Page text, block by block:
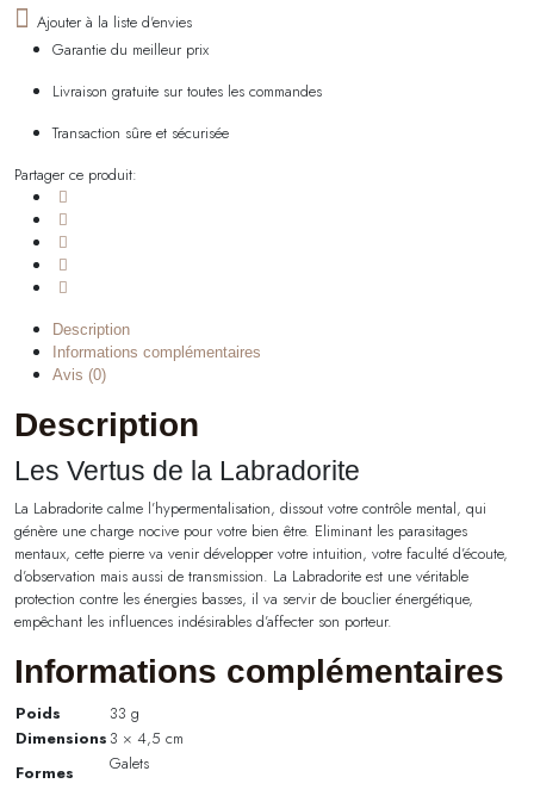
Ajouter à la liste d'envies
Garantie du meilleur prix
Livraison gratuite sur toutes les commandes
Transaction sûre et sécurisée
Partager ce produit:
Description
Informations complémentaires
Avis (0)
Description
Les Vertus de la Labradorite
La Labradorite calme l’hypermentalisation, dissout votre contrôle mental, qui
génère une charge nocive pour votre bien être. Eliminant les parasitages
mentaux, cette pierre va venir développer votre intuition, votre faculté d’écoute,
d’observation mais aussi de transmission. La Labradorite est une véritable
protection contre les énergies basses, il va servir de bouclier énergétique,
empêchant les influences indésirables d’affecter son porteur.
Informations complémentaires
Poids
33 g
Dimensions 3 × 4,5 cm
Formes
Galets